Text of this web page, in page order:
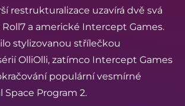
restrukturalizace uzavírá dvě svá
a americké Intercept Games.
stylizovanou střílečkou
OlliOlli, zatímco Intercept Games
populární vesmírné
Space Program 2.